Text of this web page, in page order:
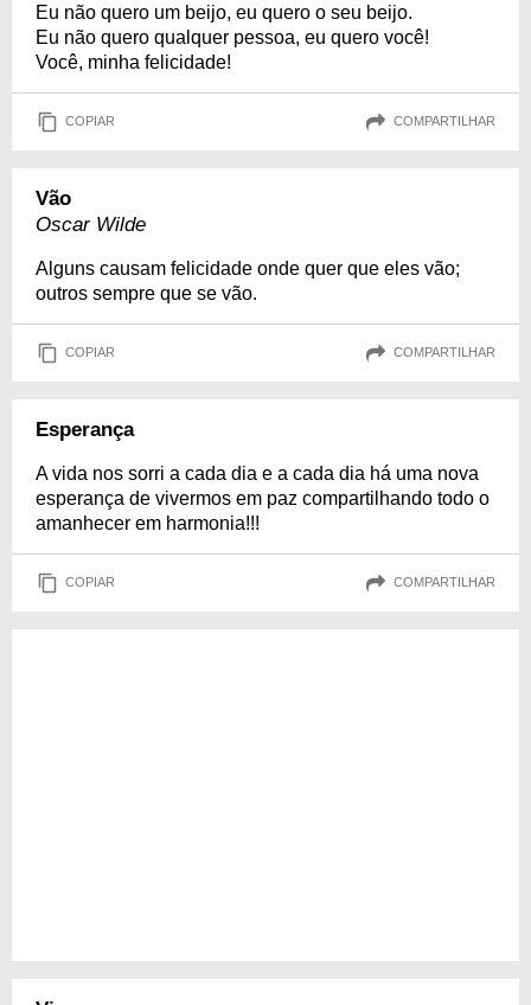
Eu não quero um beijo, eu quero o seu beijo.
Eu não quero qualquer pessoa, eu quero você!
Você, minha felicidade!
COPIAR COMPARTILHAR
Vão
Oscar Wilde
Alguns causam felicidade onde quer que eles vão;
outros sempre que se vão.
COPIAR COMPARTILHAR
Esperança
A vida nos sorri a cada dia e a cada dia há uma nova
esperança de vivermos em paz compartilhando todo o
amanhecer em harmonia!!!
COPIAR COMPARTILHAR